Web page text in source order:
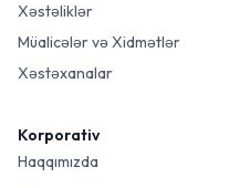
Xəstəliklər
Müalicələr və Xidmətlər
Xəstəxanalar
Korporativ
Haqqımızda